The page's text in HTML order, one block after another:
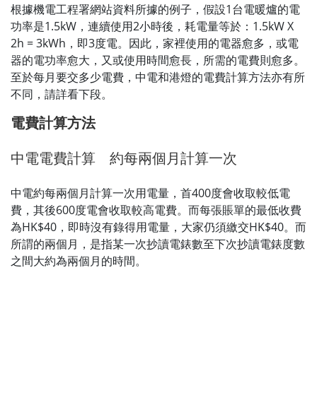
根據機電工程署網站資料所據的例子，假設1台電暖爐的電
功率是1.5kW，連續使用2小時後，耗電量等於：1.5kW X
2h = 3kWh，即3度電。因此，家裡使用的電器愈多，或電
器的電功率愈大，又或使用時間愈長，所需的電費則愈多。
至於每月要交多少電費，中電和港燈的電費計算方法亦有所
不同，請詳看下段。
電費計算方法
中電電費計算 約每兩個月計算一次
中電約每兩個月計算一次用電量，首400度會收取較低電
費，其後600度電會收取較高電費。而每張賬單的最低收費
為HK$40，即時沒有錄得用電量，大家仍須繳交HK$40。而
所謂的兩個月，是指某一次抄讀電錶數至下次抄讀電錶度數
之間大約為兩個月的時間。